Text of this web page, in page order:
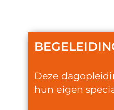
Deze
hun eigen